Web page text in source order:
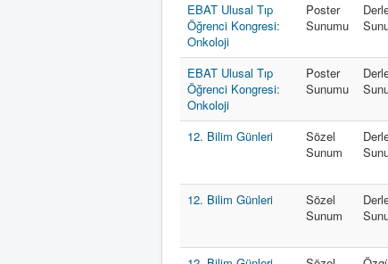
EBAT Ulusal Tıp
Öğrenci Kongresi:
Onkoloji
Poster
Sunumu
EBAT Ulusal Tıp
Öğrenci Kongresi:
Onkoloji
Poster
Sunumu
12. Bilim Günleri
Sözel
Sunum
12. Bilim Günleri
Sözel
Sunum